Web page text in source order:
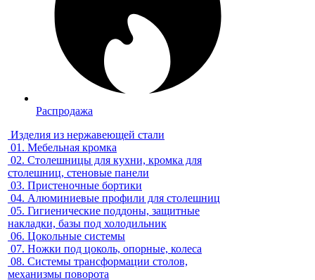
Распродажа
Изделия из нержавеющей стали
01. Мебельная кромка
02. Столешницы для кухни, кромка для
столешниц, стеновые панели
03. Пристеночные бортики
04. Алюминиевые профили для столешниц
05. Гигиенические поддоны, защитные
накладки, базы под холодильник
06. Цокольные системы
07. Ножки под цоколь, опорные, колеса
08. Системы трансформации столов,
механизмы поворота